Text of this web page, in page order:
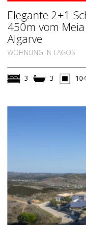
Elegante 2+1
450m vom
Algarve
WOHNUNG IN LAGOS
3 3